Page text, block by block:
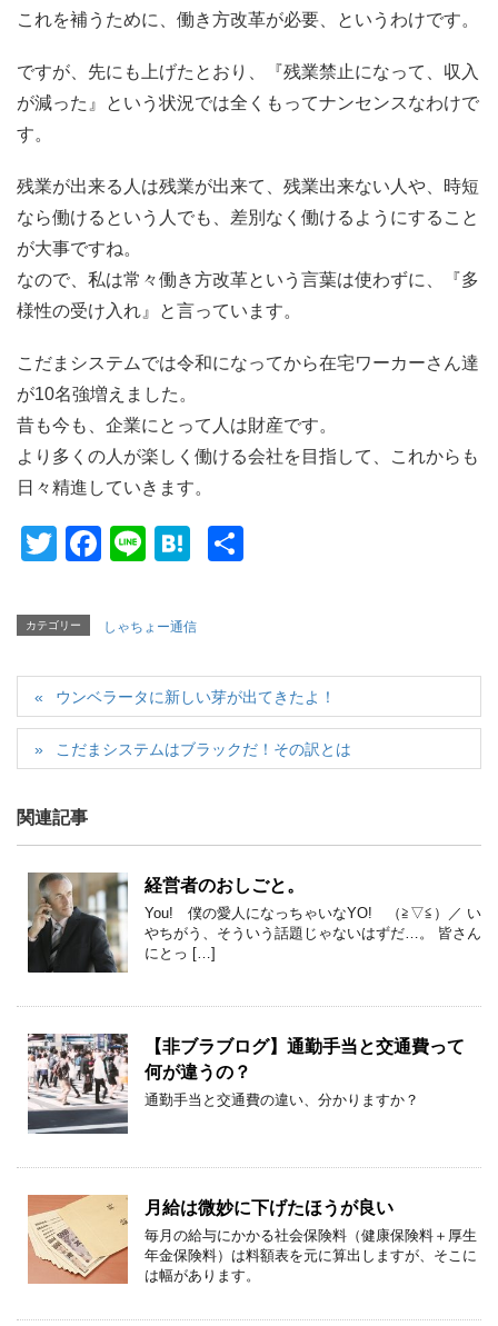
これを補うために、働き方改革が必要、というわけです。
ですが、先にも上げたとおり、『残業禁止になって、収入
が減った』という状況では全くもってナンセンスなわけで
す。
残業が出来る人は残業が出来て、残業出来ない人や、時短
なら働けるという人でも、差別なく働けるようにすること
が大事ですね。
なので、私は常々働き方改革という言葉は使わずに、『多
様性の受け入れ』と言っています。
こだまシステムでは令和になってから在宅ワーカーさん達
が10名強増えました。
昔も今も、企業にとって人は財産です。
より多くの人が楽しく働ける会社を目指して、これからも
日々精進していきます。
T
tt
er
F
c
b
o
o
Li
e
H
e
a
カテゴリー しゃちょー通信
ウンベラータに新しい芽が出てきたよ！
こだまシステムはブラックだ！その訳とは
関連記事
経営者のおしごと。
You! 僕の愛人になっちゃいなYO! （≧▽≦）／ い
やちがう、そういう話題じゃないはずだ…。 皆さん
にとっ […]
【非ブラブログ】通勤手当と交通費って
何が違うの？
通勤手当と交通費の違い、分かりますか？
月給は微妙に下げたほうが良い
毎月の給与にかかる社会保険料（健康保険料＋厚生
年金保険料）は料額表を元に算出しますが、そこに
は幅があります。